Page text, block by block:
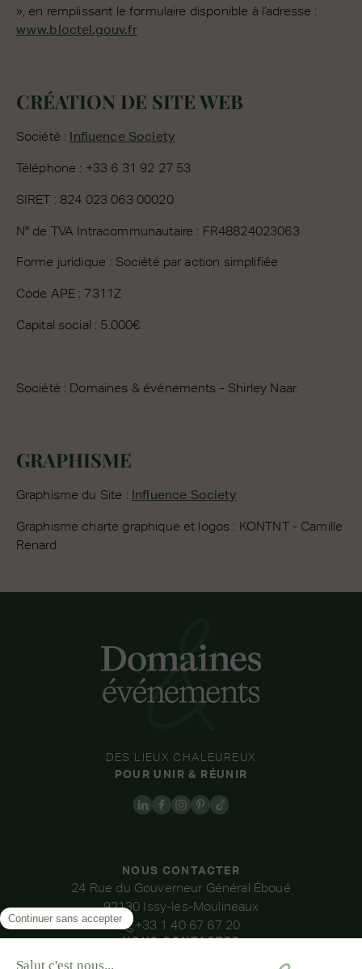
», en remplissant le formulaire disponible à l’adresse :
www.bloctel.gouv.fr
CRÉATION DE SITE WEB
Société : Influence Society
Téléphone : +33 6 31 92 27 53
SIRET : 824 023 063 00020
N° de TVA Intracommunautaire : FR48824023063
Forme juridique : Société par action simplifiée
Code APE : 7311Z
Capital social : 5.000€
Société : Domaines & événements - Shirley Naar
GRAPHISME
Graphisme du Site : Influence Society
Graphisme charte graphique et logos : KONTNT - Camille
Renard
NOUS CONTACTER
24 Rue du Gouverneur Général Éboué
92130 Issy-les-Moulineaux
+33 1 40 67 67 20
NOUS CONTACTER
DES LIEUX CHALEUREUX
POUR UNIR & RÉUNIR